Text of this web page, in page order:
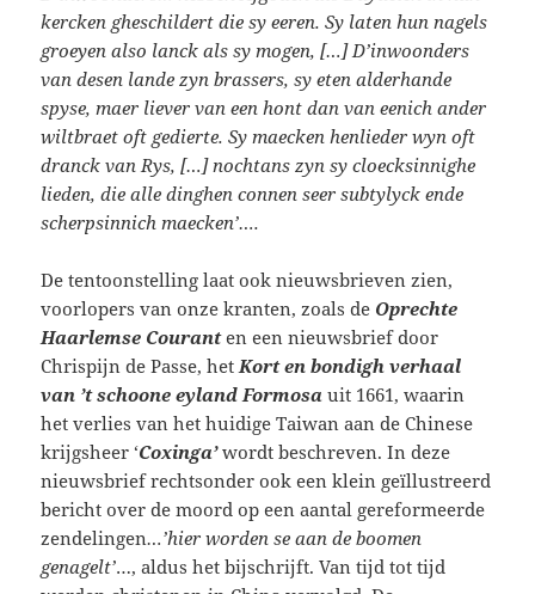
kercken gheschildert die sy eeren. Sy laten hun nagels
groeyen also lanck als sy mogen, […] D’inwoonders
van desen lande zyn brassers, sy eten alderhande
spyse, maer liever van een hont dan van eenich ander
wiltbraet oft gedierte. Sy maecken henlieder wyn oft
dranck van Rys, […] nochtans zyn sy cloecksinnighe
lieden, die alle dinghen connen seer subtylyck ende
scherpsinnich maecken’….
De tentoonstelling laat ook nieuwsbrieven zien,
voorlopers van onze kranten, zoals de Oprechte
Haarlemse Couranten een nieuwsbrief door
Chrispijn de Passe, het Kort en bondigh verhaal
van ’t schoone eyland Formosauit 1661, waarin
het verlies van het huidige Taiwan aan de Chinese
krijgsheer ‘Coxinga’wordt beschreven. In deze
nieuwsbrief rechtsonder ook een klein geïllustreerd
bericht over de moord op een aantal gereformeerde
zendelingen…’hier worden se aan de boomen
genagelt’…, aldus het bijschrijft. Van tijd tot tijd